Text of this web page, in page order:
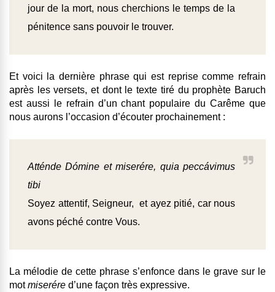
jour de la mort, nous cherchions le temps de la
pénitence sans pouvoir le trouver.
Et voici la dernière phrase qui est reprise comme refrain
après les versets, et dont le texte tiré du prophète Baruch
est aussi le refrain d’un chant populaire du Carême que
nous aurons l’occasion d’écouter prochainement :
Atténde Dómine et miserére, quia peccávimus
tibi
Soyez attentif, Seigneur, et ayez pitié, car nous
avons péché contre Vous.
La mélodie de cette phrase s’enfonce dans le grave sur le
motmiserére d’une façon très expressive.